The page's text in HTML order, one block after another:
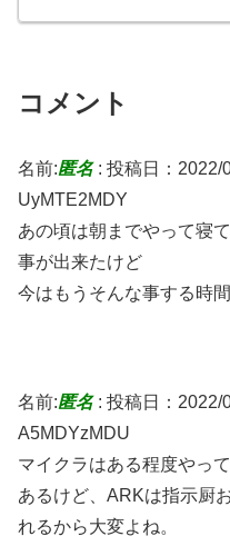
コメント
名前:匿名: 投稿日：2022/
UyMTE2MDY
あの頃は朝までやって寝
事が出来たけど
今はもうそんな事する時
名前:匿名: 投稿日：2022/
A5MDYzMDU
マイクラはある程度やっ
あるけど、ARKは指示厨
れるから大変よね。